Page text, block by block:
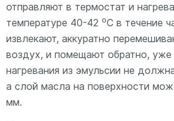
отправляют в термостат и
температуре 40-42 ⁰С в течение
извлекают, аккуратно
воздух, и помещают обратно, уже
нагревания из эмульсии не
а слой масла на поверхности
мм.